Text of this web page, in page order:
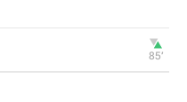
85‎’‎